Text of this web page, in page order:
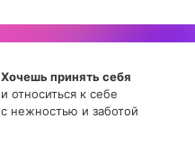
Хочешь принять себя
и относиться к себе
с нежностью и заботой